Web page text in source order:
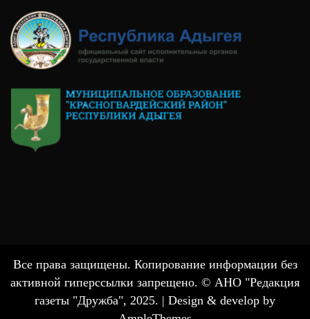
Все права защищены. Копирование информации без
активной гиперссылки запрещено. © АНО "Редакция
газеты "Дружба", 2025. | Design & develop by